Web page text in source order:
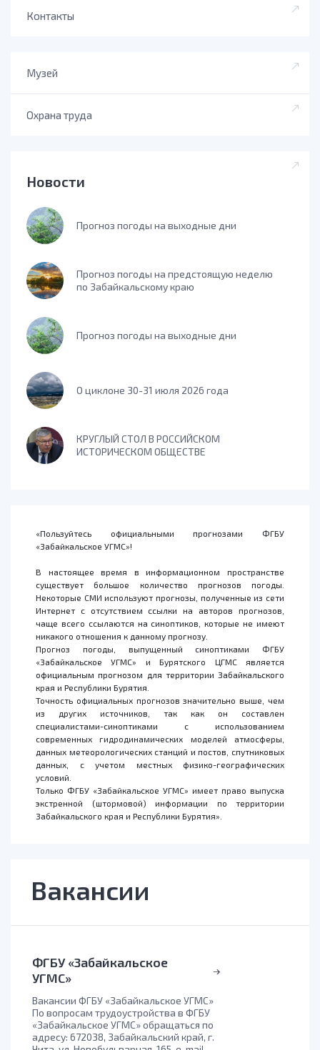
Контакты
Музей
Охрана труда
Новости
Прогноз погоды на выходные дни
Прогноз погоды на предстоящую неделю
по Забайкальскому краю
Прогноз погоды на выходные дни
О циклоне 30-31 июля 2026 года
КРУГЛЫЙ СТОЛ В РОССИЙСКОМ
ИСТОРИЧЕСКОМ ОБЩЕСТВЕ
«Пользуйтесь официальными прогнозами ФГБУ
«Забайкальское УГМС»!
В настоящее время в информационном пространстве
существует большое количество прогнозов погоды.
Некоторые СМИ используют прогнозы, полученные из сети
Интернет с отсутствием ссылки на авторов прогнозов,
чаще всего ссылаются на синоптиков, которые не имеют
никакого отношения к данному прогнозу.
Прогноз погоды, выпущенный синоптиками ФГБУ
«Забайкальское УГМС» и Бурятского ЦГМС является
официальным прогнозом для территории Забайкальского
края и Республики Бурятия.
Точность официальных прогнозов значительно выше, чем
из других источников, так как он составлен
специалистами-синоптиками с использованием
современных гидродинамических моделей атмосферы,
данных метеорологических станций и постов, спутниковых
данных, с учетом местных физико-географических
условий.
Только ФГБУ «Забайкальское УГМС» имеет право выпуска
экстренной (штормовой) информации по территории
Забайкальского края и Республики Бурятия».
Вакансии
ФГБУ «Забайкальское
УГМС»
Вакансии ФГБУ «Забайкальское УГМС»
По вопросам трудоустройства в ФГБУ
«Забайкальское УГМС» обращаться по
адресу: 672038, Забайкальский край, г.